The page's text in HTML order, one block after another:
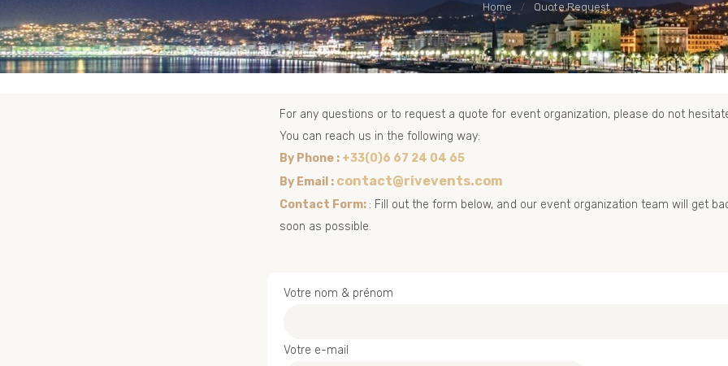
Home Quote Request
CONTACT
For any questions or to request a quote for event organization, please do not
You can reach us in the following way:
By Phone : +33(0)6 67 24 04 65
By Email : contact@rivevents.com
Contact Form: : Fill out the form below, and our event organization team will get
soon as possible.
Votre nom & prénom
Votre e-mail